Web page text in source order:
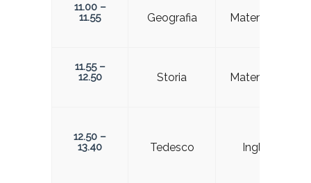
11.00 –
11.55
Geografia Matematica
11.55 –
12.50
Storia Matematica
12.50 –
13.40
Tedesco Inglese